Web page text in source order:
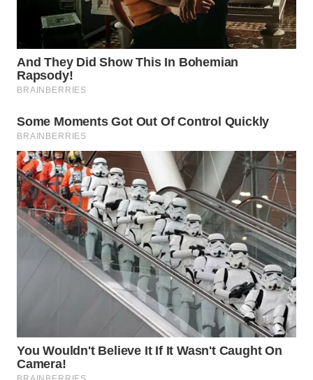
WN
SUBANG
WN
WN
PURWAKARTA
WN
PRIANGAN
TIMUR
WN
SEMARANG
WN
BOROBUDUR